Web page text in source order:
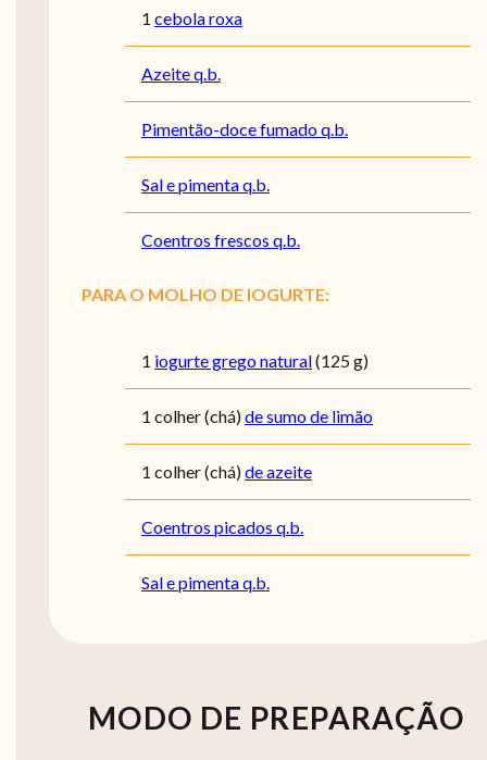
1 cebola roxa
Azeite q.b.
Pimentão-doce fumado q.b.
Sal e pimenta q.b.
Coentros frescos q.b.
PARA O MOLHO DE IOGURTE:
1 iogurte grego natural(125 g)
1 colher (chá)de sumo de limão
1 colher (chá)de azeite
Coentros picados q.b.
Sal e pimenta q.b.
MODO DE PREPARAÇÃO